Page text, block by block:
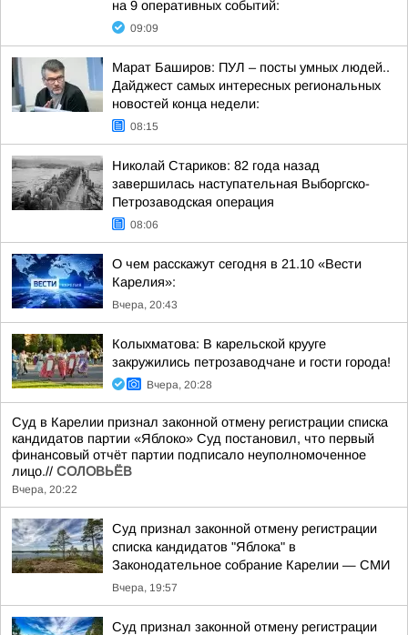
на 9 оперативных событий:
09:09
Марат Баширов: ПУЛ – посты умных людей..
Дайджест самых интересных региональных
новостей конца недели:
08:15
Николай Стариков: 82 года назад
завершилась наступательная Выборгско-
Петрозаводская операция
08:06
О чем расскажут сегодня в 21.10 «Вести
Карелия»:
Вчера, 20:43
Колыхматова: В карельской крууге
закружились петрозаводчане и гости города!
Вчера, 20:28
Суд в Карелии признал законной отмену регистрации списка
кандидатов партии «Яблоко» Суд постановил, что первый
финансовый отчёт партии подписало неуполномоченное
лицо.// СОЛОВЬЁВ
Вчера, 20:22
Суд признал законной отмену регистрации
списка кандидатов "Яблока" в
Законодательное собрание Карелии — СМИ
Вчера, 19:57
Суд признал законной отмену регистрации